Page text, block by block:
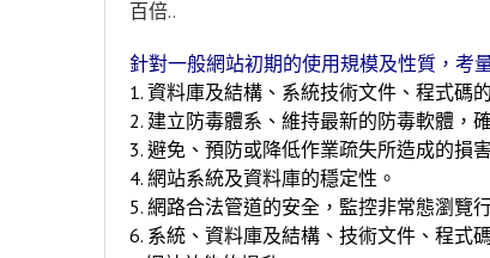
百倍..
針對一般網站初期的使用規模及性質，考
1. 資料庫及結構、系統技術文件、程式碼
2. 建立防毒體系、維持最新的防毒軟體，
3. 避免、預防或降低作業疏失所造成的損
4. 網站系統及資料庫的穩定性。
5. 網路合法管道的安全，監控非常態瀏覽
6. 系統、資料庫及結構、技術文件、程式